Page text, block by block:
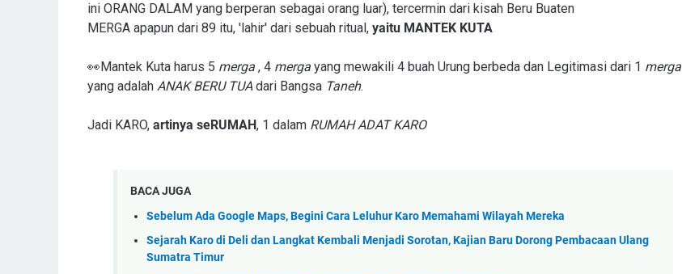
ini ORANG DALAM yang berperan sebagai orang luar), tercermin dari kisah Beru Buaten
MERGA apapun dari 89 itu, 'lahir' dari sebuah ritual, yaitu MANTEK KUTA
👀Mantek Kuta harus 5 merga , 4 merga yang mewakili 4 buah Urung berbeda dan Legitimasi dari 1 merga
yang adalah ANAK BERU TUAdari Bangsa Taneh.
Jadi KARO, artinya seRUMAH, 1 dalam RUMAH ADAT KARO
BACA JUGA
Sebelum Ada Google Maps, Begini Cara Leluhur Karo Memahami Wilayah Mereka
Sejarah Karo di Deli dan Langkat Kembali Menjadi Sorotan, Kajian Baru Dorong Pembacaan Ulang
Sumatra Timur